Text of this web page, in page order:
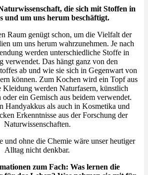
die sich mit Stoffen in
und um uns herum beschäftigt.
Raum genügt schon, um die Vielfalt der
um uns herum wahrzunehmen. Je nach
werden unterschiedliche Stoffe in
verwendet. Das hängt ganz von den
ab und wie sie sich in Gegenwart von
können. Zum Kochen wird ein Topf aus
Kleidung werden Naturfasern, künstlich
oder ein Gemisch aus beidem verwendet.
Handyakkus als auch in Kosmetika und
Erkenntnisse aus der Forschung der
Naturwissenschaften.
und ohne die Chemie wäre unser heutiger
Alltag nicht denkbar.
zum Fach: Was lernen die